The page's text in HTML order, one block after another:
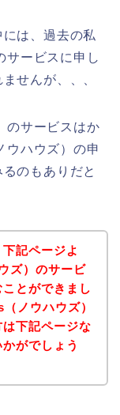
は、過去の私
サービスに申し
せんが、、、
のサービスはか
ウハウズ）の申
のもありだと
記ページよ
ズ）のサービ
とができまし
ノウハウズ）
下記ページな
がでしょう